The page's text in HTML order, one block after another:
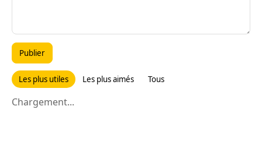
Publier
Les plus utiles Les plus aimés Tous
Chargement...